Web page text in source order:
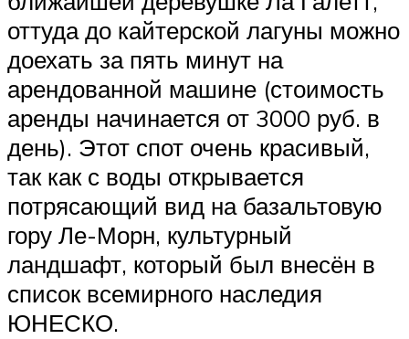
оттуда до кайтерской лагуны можно
доехать за пять минут на
арендованной машине (стоимость
аренды начинается от 3000 руб. в
день). Этот спот очень красивый,
так как с воды открывается
потрясающий вид на базальтовую
гору Ле-Морн, культурный
ландшафт, который был внесён в
список всемирного наследия
ЮНЕСКО.